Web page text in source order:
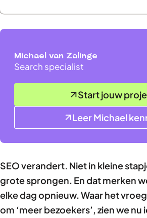
Michael van Zalinge
Search specialist
Start jouw
Leer Michael
SEO verandert. Niet in kleine
grote sprongen. En dat merken
elke dag opnieuw. Waar het
om ‘meer bezoekers’, zien we